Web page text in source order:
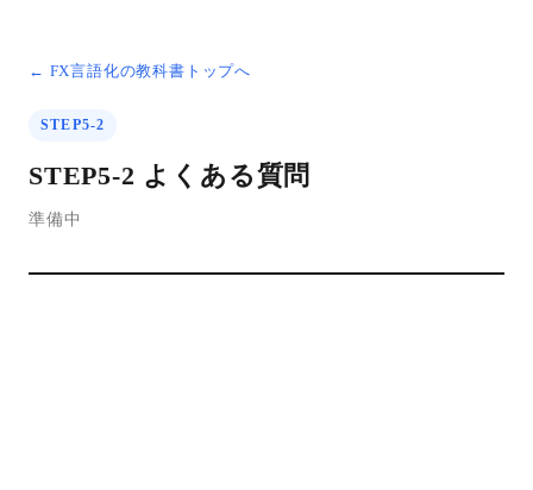
← FX言語化の教科書トップへ
STEP5-2
STEP5-2 よくある質問
準備中